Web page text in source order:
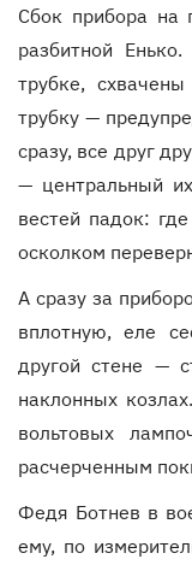
Сбок прибора на
разбитной
трубке,
трубку —
сразу, все друг
— центральный
вестей падок:
осколком
А сразу за
вплотную, еле
другой стене —
наклонных
вольтовых
расчерченным
Федя Ботнев в
ему, по